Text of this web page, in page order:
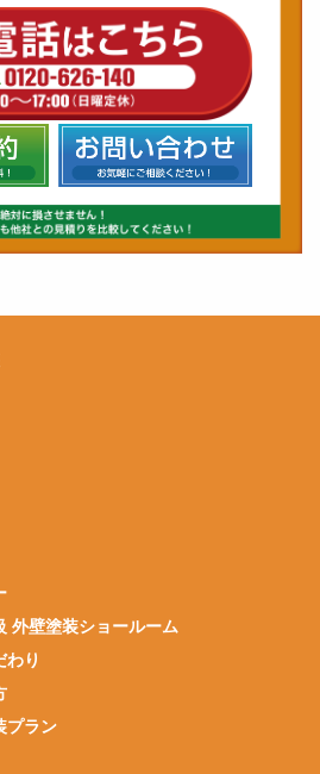
外壁塗装ショールーム
わり
プラン